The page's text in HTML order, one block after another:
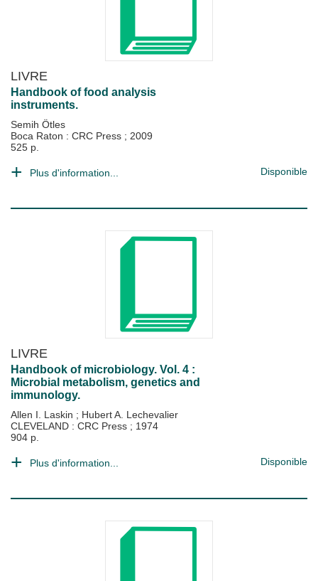
LIVRE
Handbook of food analysis
instruments.
Semih Ötles
Boca Raton : CRC Press ; 2009
525 p.
Plus d'information... Disponible
LIVRE
Handbook of microbiology. Vol. 4 :
Microbial metabolism, genetics and
immunology.
Allen I. Laskin ; Hubert A. Lechevalier
CLEVELAND : CRC Press ; 1974
904 p.
Plus d'information... Disponible